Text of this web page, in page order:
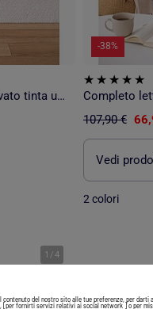
contenuto del nostro sito alle tue preferenze, per
fornirti servizi relativi ai social network ] o per
Completo letto in cotone e lino lavato tinta unita
-38%
107,90 €
Vedi
2 colori
1 /4